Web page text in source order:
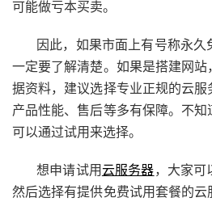
可能做亏本买卖。
因此，如果市面上有号称永久
一定要了解清楚。如果是搭建网
据资料，建议选择专业正规的云服
产品性能、售后等多有保障。不知
可以通过试用来选择。
想申请试用云服务器，大家可
然后选择有提供免费试用套餐的